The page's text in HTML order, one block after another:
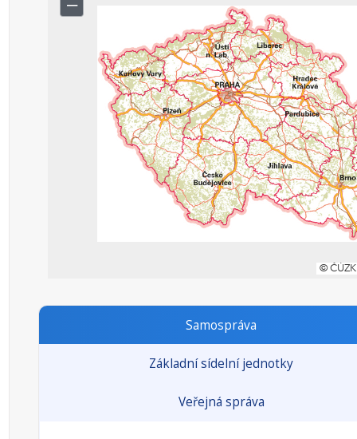
Samospráva
Základní sídelní jednotky
Veřejná správa